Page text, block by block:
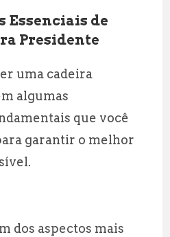
Essenciais de
Presidente
uma cadeira
algumas
que você
garantir o melhor
dos aspectos mais